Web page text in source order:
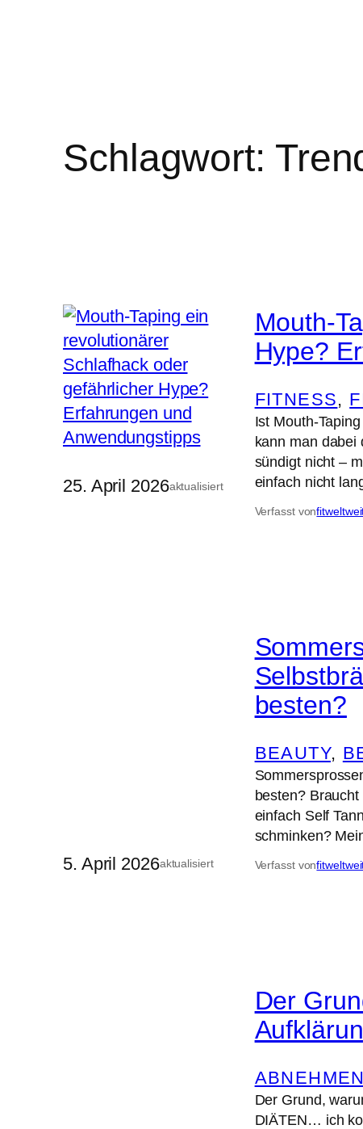
Schlagwort:
25. April 2026aktualisiert
Mouth-
Hype?
FITNESS,
Ist Mouth-
kann man dabei
sündigt nicht –
einfach nicht
Verfasst von
5. April 2026aktualisiert
besten?
BEAUTY,
besten?
einfach Self
schminken?
Verfasst von
Der
ABNEHMEN
Der Grund,
DIÄTEN… ich